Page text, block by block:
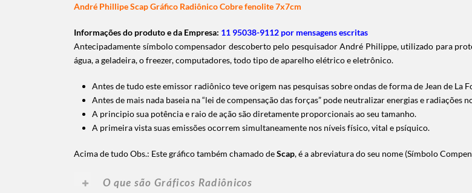
André Phillipe Scap Gráfico Radiônico Cobre fenolite 7x7cm
Informações do produto e da Empresa: 11 95038-9112 por mensagens escritas
Antecipadamente símbolo compensador descoberto pelo pesquisador André Philippe, utilizado para
água, a geladeira, o freezer, computadores, todo tipo de aparelho elétrico e eletrônico.
Antes de tudo este emissor radiônico teve origem nas pesquisas sobre ondas de forma de Jean de
Antes de mais nada baseia na “lei de compensação das forças” pode neutralizar energias e radiações
A principio sua potência e raio de ação são diretamente proporcionais ao seu tamanho.
A primeira vista suas emissões ocorrem simultaneamente nos níveis físico, vital e psíquico.
Acima de tudo Obs.: Este gráfico também chamado deScap, é a abreviatura do seu nome (Símbolo
O que são Gráficos Radiônicos